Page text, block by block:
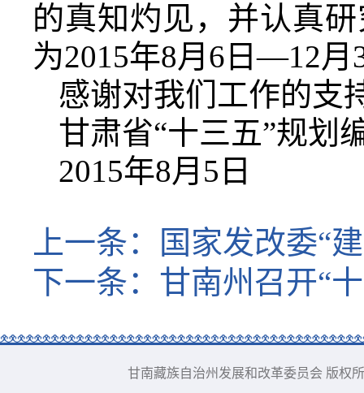
的真知灼见，并认真
为2015年8月6日—12
感谢对我们工作的支
甘肃省“十三五”规划
2015年8月5日
上一条：
国家发改委“
下一条： 甘南州召开“
甘南藏族自治州发展和改革委员会 版权